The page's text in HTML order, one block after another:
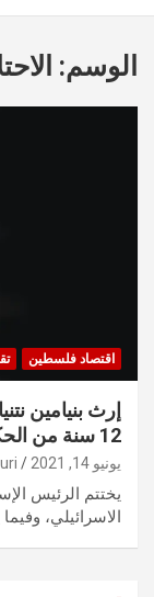
الوسم:
اقتصاد فلسطين
إرث بنيامين
12 سنة من الحكم
يونيو 14, 2021
الاسرائيلي،